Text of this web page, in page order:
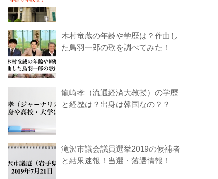
木村竜蔵の年齢や学歴は？作曲し
た鳥羽一郎の歌を調べてみた！
龍崎孝（流通経済大教授）の学歴
と経歴は？出身は韓国なの？？
滝沢市議会議員選挙2019の候補者
と結果速報！当選・落選情報！